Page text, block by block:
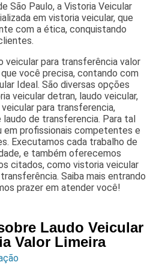
São Paulo, a Vistoria Veicular
em vistoria veicular, que
com a ética, conquistando
veicular para transferência valor
você precisa, contando com
Ideal. São diversas opções
veicular detran, laudo veicular,
para transferencia,
de transferencia. Para tal
em profissionais competentes e
Executamos cada trabalho de
e também oferecemos
citados, como vistoria veicular
Saiba mais entrando
prazer em atender você!
Laudo Veicular
Valor Limeira